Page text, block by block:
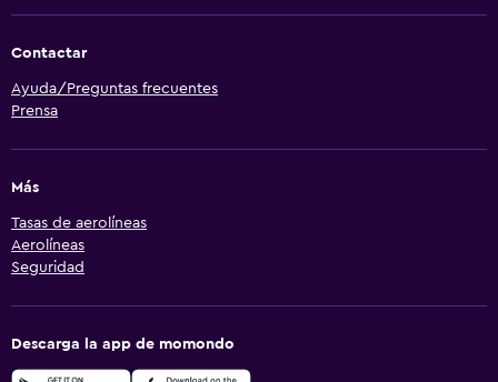
Contactar
Ayuda/Preguntas frecuentes
Prensa
Más
Tasas de aerolíneas
Aerolíneas
Seguridad
Descarga la app de momondo